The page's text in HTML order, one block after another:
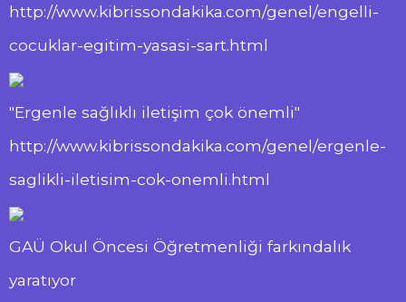
http://www.kibrissondakika.com/genel/engelli-
cocuklar-egitim-yasasi-sart.html
"Ergenle sağlıklı iletişim çok önemli"
http://www.kibrissondakika.com/genel/ergenle-
saglikli-iletisim-cok-onemli.html
GAÜ Okul Öncesi Öğretmenliği farkındalık
yaratıyor